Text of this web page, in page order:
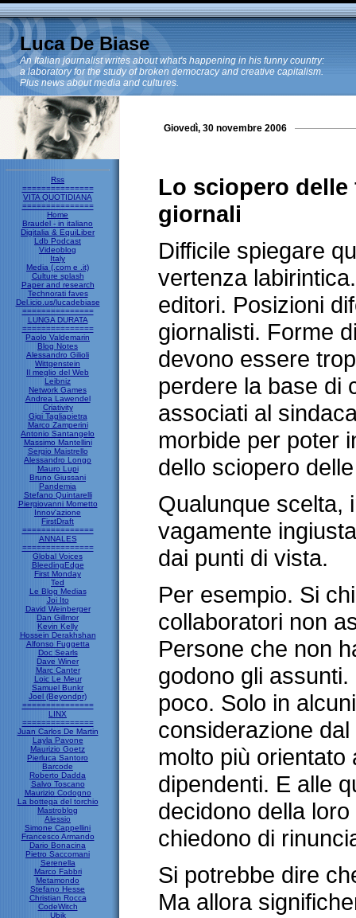
Luca De Biase
An Italian journalist writes about what's happening in his funny country:
a laboratory for the study of broken democracy and creative capitalism.
Plus news about media and cultures.
Rss
===============
VITA QUOTIDIANA
===============
Home
Braudel - in italiano
Digitalia & EquiLiber
Ldb Podcast
Videoblog
Italy
Media (.com e .it)
Culture splash
Paper and research
Technorati faves
Del.icio.us/lucadebiase
===============
LUNGA DURATA
===============
Paolo Valdemarin
Blog Notes
Alessandro Gilioli
Wittgenstein
Il meglio del Web
Leibniz
Network Games
Andrea Lawendel
Criativity
Gigi Tagliapietra
Marco Zamperini
Antonio Santangelo
Massimo Mantellini
Sergio Maistrello
Alessandro Longo
Mauro Lupi
Bruno Giussani
Pandemia
Stefano Quintarelli
Piergiovanni Mometto
Innov'azione
FirstDraft
===============
ANNALES
===============
Global Voices
BleedingEdge
First Monday
Ted
Le Blog Medias
Joi Ito
David Weinberger
Dan Gillmor
Kevin Kelly
Hossein Derakhshan
Alfonso Fuggetta
Doc Searls
Dave Winer
Marc Canter
Loic Le Meur
Samuel Bunkr
Joel (Beyondpr)
===============
LINX
===============
Juan Carlos De Martin
Layla Pavone
Maurizio Goetz
Pierluca Santoro
Barcode
Roberto Dadda
Salvo Toscano
Maurizio Codogno
La bottega del torchio
Mastroblog
Alessio
Simone Cappellini
Francesco Armando
Dario Bonacina
Pietro Saccomani
Serenella
Marco Fabbri
Metamondo
Stefano Hesse
Christian Rocca
CodeWitch
Ubik
Giovedì, 30 novembre 2006
Lo sciopero
giornali
Difficile spiegare
vertenza
editori. Posizioni
giornalisti. Forme
devono essere
perdere la base di
associati al
morbide per poter
dello sciopero
Qualunque scelta,
vagamente
dai punti di vista.
Per esempio. Si
collaboratori non
Persone che non
godono gli
poco. Solo in
considerazione
molto più orientato
dipendenti. E alle
decidono della
chiedono di
Si potrebbe dire
Ma allora